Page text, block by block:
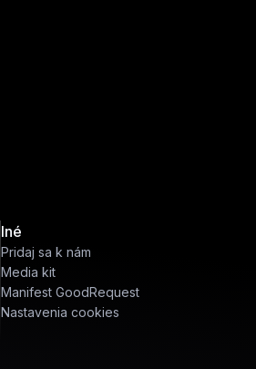
Iné
Pridaj sa k nám
Media kit
Manifest GoodRequest
Nastavenia cookies